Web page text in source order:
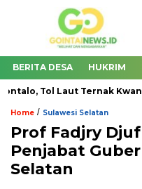
BERITA DESA HUKRIM
Tol Laut Ternak
Home / Sulawesi Selatan
Prof Fadjry
Penjabat
Selatan